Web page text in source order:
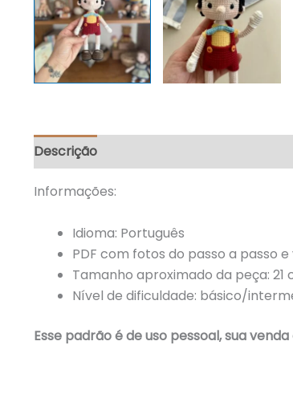
Descrição
Informações:
Idioma: Português
PDF com fotos do passo a passo
Tamanho aproximado da peça:
Nível de dificuldade: básico/
Esse padrão é de uso pessoal, sua